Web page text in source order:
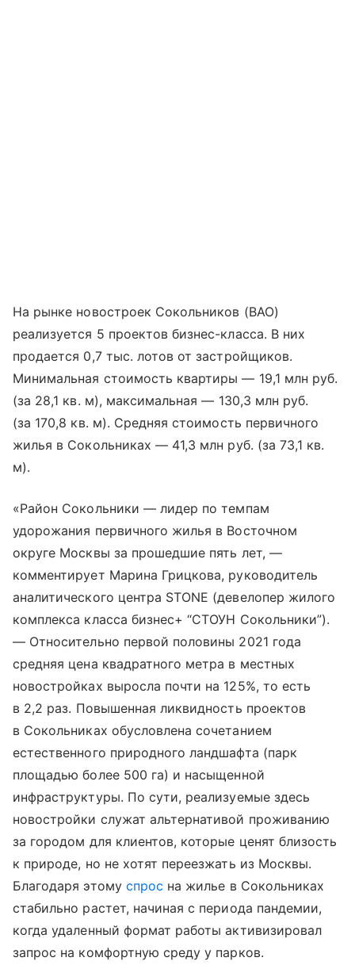
На рынке новостроек Сокольников (ВАО)
реализуется 5 проектов бизнес-класса. В них
продается 0,7 тыс. лотов от застройщиков.
Минимальная стоимость квартиры — 19,1 млн руб.
(за 28,1 кв. м), максимальная — 130,3 млн руб.
(за 170,8 кв. м). Средняя стоимость первичного
жилья в Сокольниках — 41,3 млн руб. (за 73,1 кв.
м).
«Район Сокольники — лидер по темпам
удорожания первичного жилья в Восточном
округе Москвы за прошедшие пять лет, —
комментирует Марина Грицкова, руководитель
аналитического центра STONE (девелопер жилого
комплекса класса бизнес+ “СТОУН Сокольники”).
— Относительно первой половины 2021 года
средняя цена квадратного метра в местных
новостройках выросла почти на 125%, то есть
в 2,2 раз. Повышенная ликвидность проектов
в Сокольниках обусловлена сочетанием
естественного природного ландшафта (парк
площадью более 500 га) и насыщенной
инфраструктуры. По сути, реализуемые здесь
новостройки служат альтернативой проживанию
за городом для клиентов, которые ценят близость
к природе, но не хотят переезжать из Москвы.
Благодаря этому спрос на жилье в Сокольниках
стабильно растет, начиная с периода пандемии,
когда удаленный формат работы активизировал
запрос на комфортную среду у парков.